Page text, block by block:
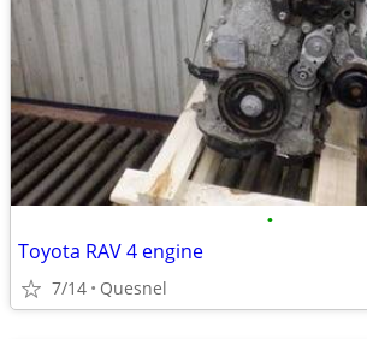
•
Toyota RAV 4 engine
7/14 Quesnel